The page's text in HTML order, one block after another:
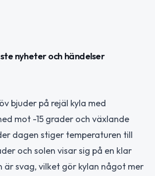
nyheter och händelser
bjuder på rejäl kyla med
mot -15 grader och växlande
dagen stiger temperaturen till
och solen visar sig på en klar
är svag, vilket gör kylan något mer